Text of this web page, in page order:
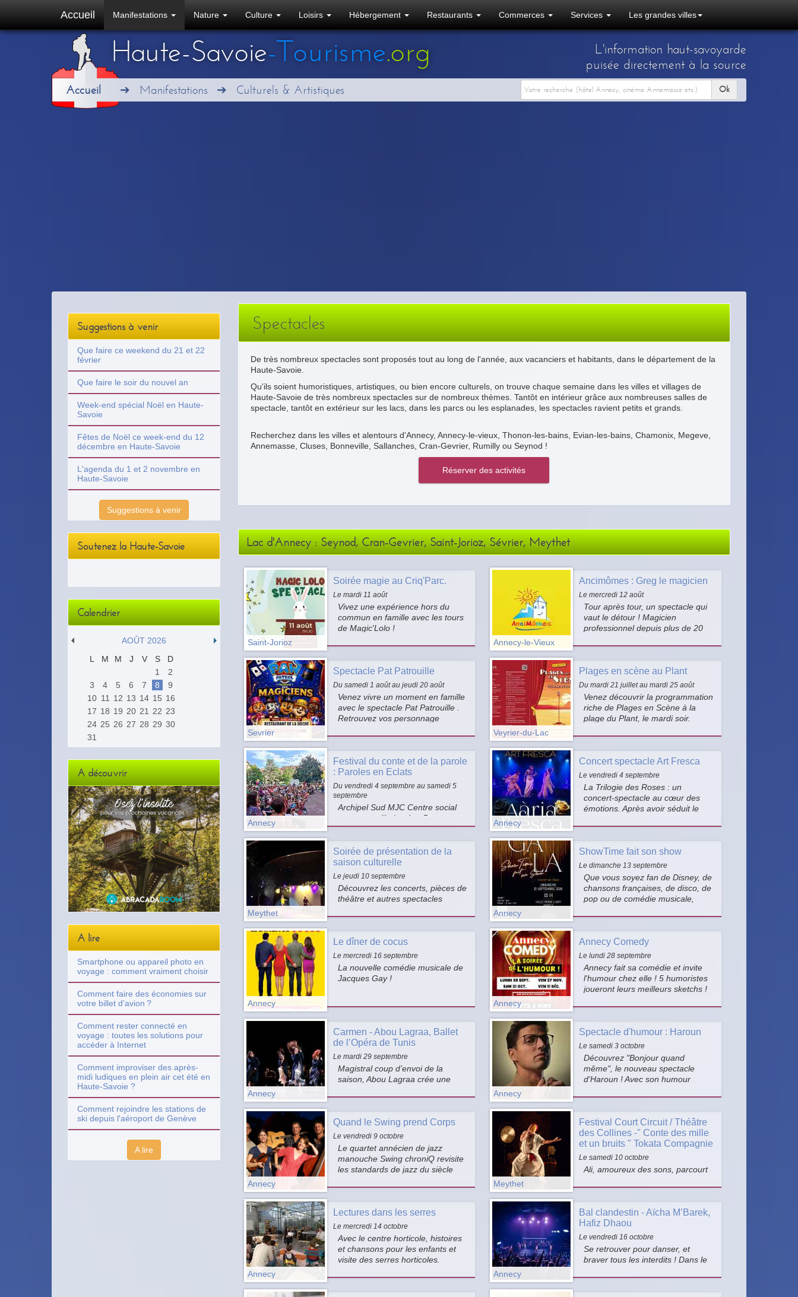
Accueil Manifestations Nature Culture Loisirs Hébergement Restaurants Commerces Services Les grandes villes
L'information haut-savoyarde
puisée directement à la source
Haute-Savoie-Tourisme.org
Accueil Manifestations Culturels & Artistiques Ok
Spectacles
De très nombreux spectacles sont proposés tout au long de l'année, aux vacanciers et habitants, dans le département de la
Haute-Savoie.
Qu'ils soient humoristiques, artistiques, ou bien encore culturels, on trouve chaque semaine dans les villes et villages de
Haute-Savoie de très nombreux spectacles sur de nombreux thèmes. Tantôt en intérieur grâce aux nombreuses salles de
spectacle, tantôt en extérieur sur les lacs, dans les parcs ou les esplanades, les spectacles ravient petits et grands.
Recherchez dans les villes et alentours d'Annecy, Annecy-le-vieux, Thonon-les-bains, Evian-les-bains, Chamonix, Megeve,
Annemasse, Cluses, Bonneville, Sallanches, Cran-Gevrier, Rumilly ou Seynod !
Lac d'Annecy : Seynod, Cran-Gevrier, Saint-Jorioz, Sévrier, Meythet
Saint-Jorioz
Soirée magie au Criq'Parc.
Le mardi 11 août
Vivez une expérience hors du
commun en famille avec les tours
de Magic'Lolo !
Annecy-le-Vieux
Ancimômes : Greg le magicien
Le mercredi 12 août
Tour après tour, un spectacle qui
vaut le détour ! Magicien
professionnel depuis plus de 20
vous emmène dans un tour
d'horizon de la magie et d'humour
avec beaucoup d'effets visuels.
Sevrier
Spectacle Pat Patrouille
Du samedi 1 août au jeudi 20 août
Venez vivre un moment en famille
avec le spectacle Pat Patrouille .
Retrouvez vos personnage
de musique, de danse, de bonne
humeur et de surprises pour les
petits comme pour les grands.
Veyrier-du-Lac
Plages en scène au Plant
Du mardi 21 juillet au mardi 25 août
Venez découvrir la programmation
riche de Plages en Scène à la
plage du Plant, le mardi soir.
jonglerie, cinéma plein air, stand-
up et d'autres surprises sont au
programme !
Annecy
Festival du conte et de la parole
: Paroles en Eclats
Du vendredi 4 septembre au samedi 5
septembre
Archipel Sud MJC Centre social
vous accueille les 4 et 5
septembre avec une
programmation à voir en famille !
Au fil du Thiou, nous vous
proposerons des spectaclesde
cirque, des contes, de la magie,
du théâtre et de la musique.
Annecy
Concert spectacle Art Fresca
Le vendredi 4 septembre
La Trilogie des Roses : un
concert-spectacle au cœur des
émotions. Après avoir séduit le
représentations, Art Fresca
revient à Annecy pour une
nouvelle soirée placée sous le
signe de l'émotion, du partage et
de la musique.
Meythet
Soirée de présentation de la
saison culturelle
Le jeudi 10 septembre
Découvrez les concerts, pièces de
théâtre et autres spectacles
cette nouvelle saison ! Cet
événement marque le début d'une
saison riche en émotions,
découvertes artistiques et
moments de partage.
Annecy
ShowTime fait son show
Le dimanche 13 septembre
Que vous soyez fan de Disney, de
chansons françaises, de disco, de
pop ou de comédie musicale,
gala réunissant des artistes de
divers horizons : 9 chanteurs
danseurs, une pianiste live, et
même des numéros de majorettes
!
Annecy
Le dîner de cocus
Le mercredi 16 septembre
La nouvelle comédie musicale de
Jacques Gay !
Annecy
Annecy Comedy
Le lundi 28 septembre
Annecy fait sa comédie et invite
l'humour chez elle ! 5 humoristes
joueront leurs meilleurs sketchs !
Annecy
Carmen - Abou Lagraa, Ballet
de l’Opéra de Tunis
Le mardi 29 septembre
Magistral coup d’envoi de la
saison, Abou Lagraa crée une
le Ballet de l’Opéra de Tunis. Il
veut les hommes et les femmes
solidaires et égaux, sensuels et
rayonnants.
Annecy
Spectacle d'humour : Haroun
Le samedi 3 octobre
Découvrez "Bonjour quand
même", le nouveau spectacle
d'Haroun ! Avec son humour
des sujets de société, Haroun
nous invite à rire et à réfléchir sur
le monde d'aujourd'hui.
Annecy
Quand le Swing prend Corps
Le vendredi 9 octobre
Le quartet annécien de jazz
manouche Swing chroniQ revisite
les standards de jazz du siècle
Meythet
Festival Court Circuit / Théâtre
des Collines -" Conte des mille
et un bruits " Tokata Compagnie
Le samedi 10 octobre
Ali, amoureux des sons, parcourt
percussions transforment gestes
et paysages en un voyage dansé.
Ce conte musical invite petits et
grands à une exploration poétique
entre nature, rythmes du monde
et traditions.
Annecy
Lectures dans les serres
Le mercredi 14 octobre
Avec le centre horticole, histoires
et chansons pour les enfants et
visite des serres horticoles.
Annecy
Bal clandestin - Aïcha M’Barek,
Hafiz Dhaou
Le vendredi 16 octobre
Se retrouver pour danser, et
braver tous les interdits ! Dans le
Aïcha M’Barek et Hafiz Dhaou,
inlassables défenseurs des
Suggestions à venir
Que faire ce weekend du 21 et 22
février
Que faire le soir du nouvel an
Week-end spécial Noël en Haute-
Savoie
Fêtes de Noël ce week-end du 12
décembre en Haute-Savoie
L'agenda du 1 et 2 novembre en
Haute-Savoie
Suggestions à venir
Soutenez la Haute-Savoie
Calendrier
AOÛT 2026
L
M M J V S
D
1
2
3
4 5 6 7 8
9
10 11 12 13 14 15 16
17 18 19 20 21 22 23
24 25 26 27 28 29 30
31
A découvrir
A lire
Smartphone ou appareil photo en
voyage : comment vraiment choisir
Comment faire des économies sur
votre billet d’avion ?
Comment rester connecté en
voyage : toutes les solutions pour
accéder à Internet
Comment improviser des après-
midi ludiques en plein air cet été en
Haute-Savoie ?
Comment rejoindre les stations de
ski depuis l'aéroport de Genève
A lire